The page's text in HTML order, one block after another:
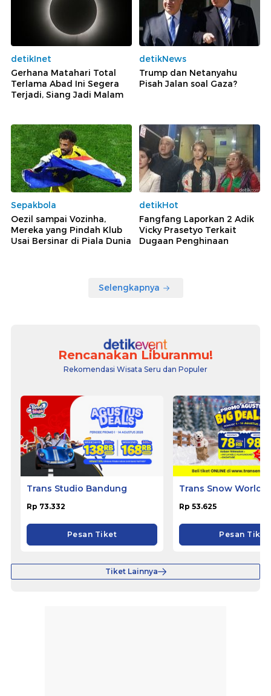
detikInet
Gerhana Matahari Total
Terlama Abad Ini Segera
Terjadi, Siang Jadi Malam
detikNews
Trump dan Netanyahu
Pisah Jalan soal Gaza?
Sepakbola
Oezil sampai Vozinha,
Mereka yang Pindah Klub
Usai Bersinar di Piala Dunia
detikHot
Fangfang Laporkan 2 Adik
Vicky Prasetyo Terkait
Dugaan Penghinaan
Selengkapnya
Rencanakan Liburanmu!
Rekomendasi Wisata Seru dan Populer
Trans Studio Bandung
Rp 73.332
Pesan Tiket
Trans Snow World
Rp 53.625
Pesan Tiket
Tiket Lainnya